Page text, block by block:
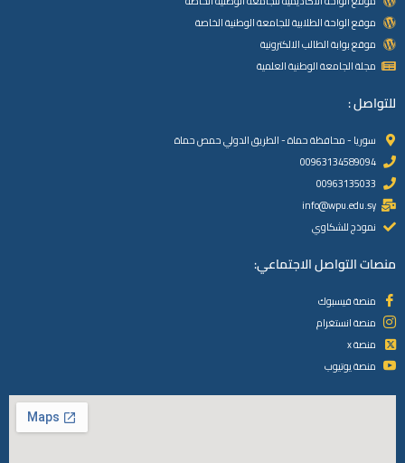
موقع الواحة الطلابية للجامعة الوطنية الخاصة
موقع بوابة الطالب الالكترونية
مجلة الجامعة الوطنية العلمية
للتواصل :
سوريا - محافظة حماة - الطريق الدولي حمص حماة
00963134589094
00963135033
info@wpu.edu.sy
نموذج للشكاوي
منصات التواصل الاجتماعي:
منصة فيسبوك
منصة انستغرام
منصة x
منصة يوتيوب